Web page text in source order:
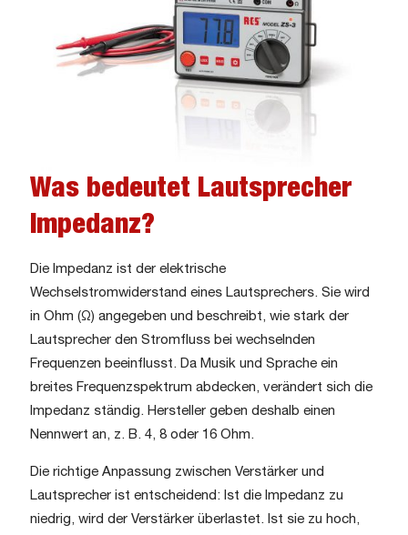
Was bedeutet Lautsprecher
Impedanz?
Die Impedanz ist der elektrische
Wechselstromwiderstand eines Lautsprechers. Sie wird
in Ohm (Ω) angegeben und beschreibt, wie stark der
Lautsprecher den Stromfluss bei wechselnden
Frequenzen beeinflusst. Da Musik und Sprache ein
breites Frequenzspektrum abdecken, verändert sich die
Impedanz ständig. Hersteller geben deshalb einen
Nennwert an, z. B. 4, 8 oder 16 Ohm.
Die richtige Anpassung zwischen Verstärker und
Lautsprecher ist entscheidend: Ist die Impedanz zu
niedrig, wird der Verstärker überlastet. Ist sie zu hoch,